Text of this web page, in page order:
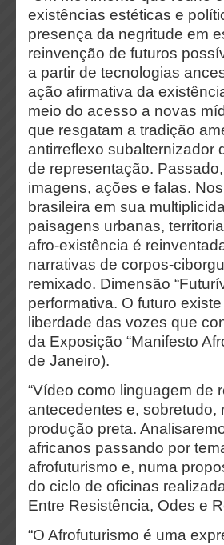
existências estéticas e
presença da negritude em
reinvenção de futuros
a partir de tecnologias
ação afirmativa da
meio do acesso a novas
que resgatam a tradição
antirreflexo subalternizador
de representação.
imagens, ações e falas.
brasileira em sua
paisagens urbanas,
afro-existência é
narrativas de corpos-
remixado. Dimensão
performativa. O futuro
liberdade das vozes que
da Exposição “Manifesto
de Janeiro).
“Vídeo como linguagem de
antecedentes e, sobretudo,
produção preta.
africanos passando por
afrofuturismo e, numa
do ciclo de oficinas
Entre Resistência, Odes e
“O Afrofuturismo é uma